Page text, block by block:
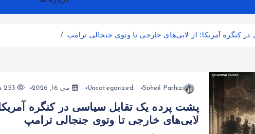
کنگره آمریکا؛ از لابی‌های خارجی تا وتوی جنجالی ترامپ
Soheil Parhizi
Uncategorized می 16, 2026 253 views
پشت پرده یک تقابل سیاسی در کنگره
لابی‌های خارجی تا وتوی جنجالی ترامپ